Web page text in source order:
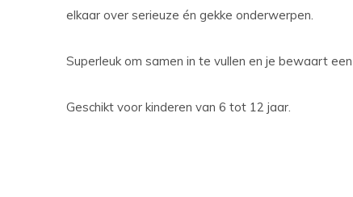
elkaar over serieuze én gekke onderwerpen.
Superleuk om samen in te vullen en je bewaart
Geschikt voor kinderen van 6 tot 12 jaar.